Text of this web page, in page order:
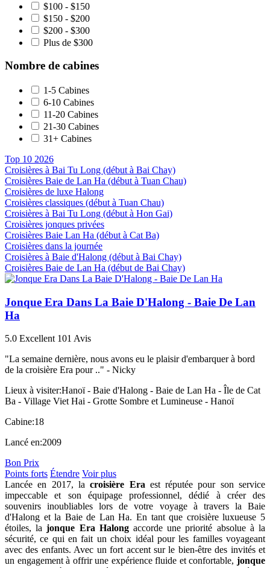
$100 - $150
$150 - $200
$200 - $300
Plus de $300
Nombre de cabines
1-5 Cabines
6-10 Cabines
11-20 Cabines
21-30 Cabines
31+ Cabines
Top 10 2026
Croisières à Bai Tu Long (début à Bai Chay)
Croisières Baie de Lan Ha (début à Tuan Chau)
Croisières de luxe Halong
Croisières classiques (début à Tuan Chau)
Croisières à Bai Tu Long (début à Hon Gai)
Croisières jonques privées
Croisières Baie Lan Ha (début à Cat Ba)
Croisières dans la journée
Croisières à Baie d'Halong (début à Bai Chay)
Croisières Baie de Lan Ha (début de Bai Chay)
Jonque Era Dans La Baie D'Halong - Baie De Lan
Ha
5.0 Excellent 101 Avis
"La semaine dernière, nous avons eu le plaisir d'embarquer à bord
de la croisière Era pour .." - Nicky
Lieux à visiter:Hanoï - Baie d'Halong - Baie de Lan Ha - Île de Cat
Ba - Village Viet Hai - Grotte Sombre et Lumineuse - Hanoï
Cabine:18
Lancé en:2009
Bon Prix
Points forts Étendre Voir plus
Lancée en 2017, lacroisière Eraest réputée pour son service
impeccable et son équipage professionnel, dédié à créer des
souvenirs inoubliables lors de votre voyage à travers la Baie
d'Halong et la Baie de Lan Ha. En tant que croisière luxueuse 5
étoiles, lajonque Era Halongaccorde une priorité absolue à la
sécurité, ce qui en fait un choix idéal pour les familles voyageant
avec des enfants. Avec un fort accent sur le bien-être des invités et
un engagement à offrir une expérience fluide et confortable, jonque